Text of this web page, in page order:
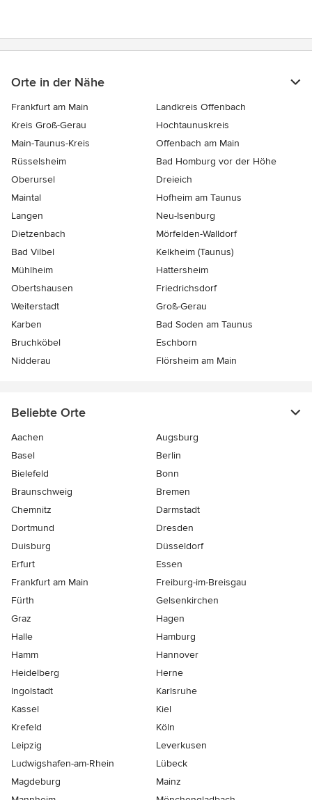
Orte in der Nähe
Frankfurt am Main
Landkreis Offenbach
Kreis Groß-Gerau
Hochtaunuskreis
Main-Taunus-Kreis
Offenbach am Main
Rüsselsheim
Bad Homburg vor der Höhe
Oberursel
Dreieich
Maintal
Hofheim am Taunus
Langen
Neu-Isenburg
Dietzenbach
Mörfelden-Walldorf
Bad Vilbel
Kelkheim (Taunus)
Mühlheim
Hattersheim
Obertshausen
Friedrichsdorf
Weiterstadt
Groß-Gerau
Karben
Bad Soden am Taunus
Bruchköbel
Eschborn
Nidderau
Flörsheim am Main
Beliebte Orte
Aachen
Augsburg
Basel
Berlin
Bielefeld
Bonn
Braunschweig
Bremen
Chemnitz
Darmstadt
Dortmund
Dresden
Duisburg
Düsseldorf
Erfurt
Essen
Frankfurt am Main
Freiburg-im-Breisgau
Fürth
Gelsenkirchen
Graz
Hagen
Halle
Hamburg
Hamm
Hannover
Heidelberg
Herne
Ingolstadt
Karlsruhe
Kassel
Kiel
Krefeld
Köln
Leipzig
Leverkusen
Ludwigshafen-am-Rhein
Lübeck
Magdeburg
Mainz